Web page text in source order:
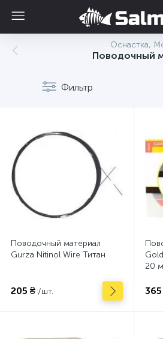
Оснастка,
Поводочный
Фильтр
Поводочный материал
Gurza Nitinol Wire Титан
205 ₴ /шт.
20 м